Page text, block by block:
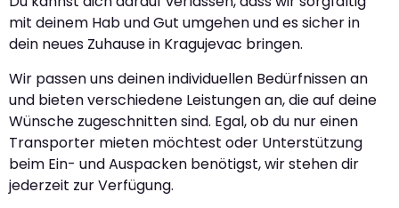
mit deinem Hab und Gut umgehen und es sicher in
dein neues Zuhause in Kragujevac bringen.
Wir passen uns deinen individuellen Bedürfnissen an
und bieten verschiedene Leistungen an, die auf deine
Wünsche zugeschnitten sind. Egal, ob du nur einen
Transporter mieten möchtest oder Unterstützung
beim Ein- und Auspacken benötigst, wir stehen dir
jederzeit zur Verfügung.